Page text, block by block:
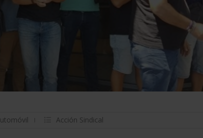
Acción Sindical